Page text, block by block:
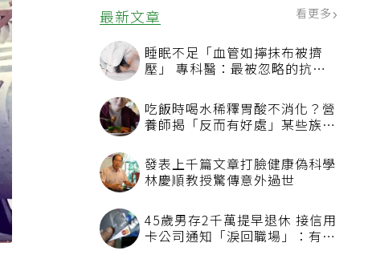
最新文章 看更多
睡眠不足「血管如擰抹布被擠
壓」 專科醫：最被忽略的抗老
吃飯時喝水稀釋胃酸不消化？營
養師揭「反而有好處」某些族群
發表上千篇文章打臉健康偽科學
林慶順教授驚傳意外過世
45歲男存2千萬提早退休 接信用
卡公司通知「淚回職場」：有錢